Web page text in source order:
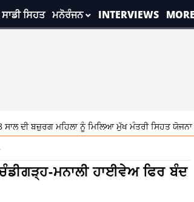
ਸਾਡੀ ਸਿਹਤ ਮਨੋਰੰਜਨ INTERVIEWS MORE
ਮਹਿਲਾ ਨੂੰ ਮਿਲਿਆ ਮੁੱਖ ਮੰਤਰੀ ਸਿਹਤ ਯੋਜਨਾ ਦਾ ਲਾਭ,
ਮਨਾਲੀ ਹਾਈਵੇਅ ਫਿਰ ਬੰਦ